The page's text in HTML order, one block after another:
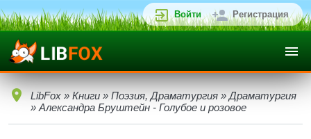
Войти Регистрация
LibFox » Книги » Поэзия, Драматургия » Драматургия
» Александра Бруштейн - Голубое и розовое